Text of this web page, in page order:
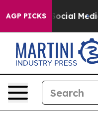
AGP PICKS
on Social Media